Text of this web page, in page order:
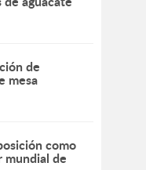
de
mesa
como
mundial de